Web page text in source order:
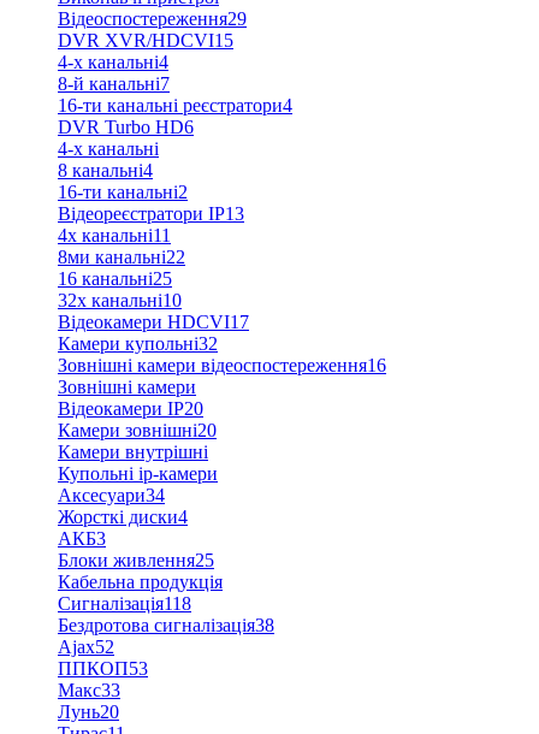
Відеоспостереження29
DVR XVR/HDCVI15
4-x канальні4
8-й канальні7
16-ти канальні реєстратори4
DVR Turbo HD6
4-х канальні
8 канальні4
16-ти канальні2
Відеореєстратори IP13
4х канальні11
8ми канальні22
16 канальні25
32x канальні10
Відеокамери HDCVI17
Камери купольні32
Зовнішні камери відеоспостереження16
Зовнішні камери
Відеокамери IP20
Камери зовнішні20
Камери внутрішні
Купольні ip-камери
Аксесуари34
Жорсткі диски4
АКБ3
Блоки живлення25
Кабельна продукція
Сигналізація118
Бездротова сигналізація38
Ajax52
ППКОП53
Макс33
Лунь20